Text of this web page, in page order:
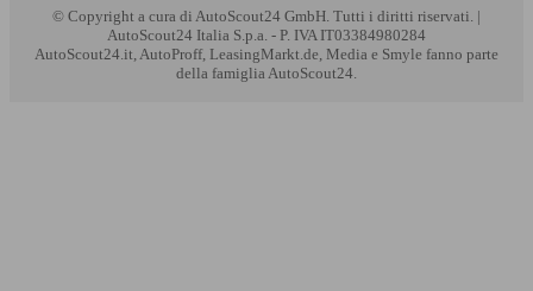
© Copyright a cura di AutoScout24 GmbH. Tutti i diritti riservati. |
AutoScout24 Italia S.p.a. - P. IVA IT03384980284
AutoScout24.it, AutoProff, LeasingMarkt.de, Media e Smyle fanno parte
della famiglia AutoScout24.